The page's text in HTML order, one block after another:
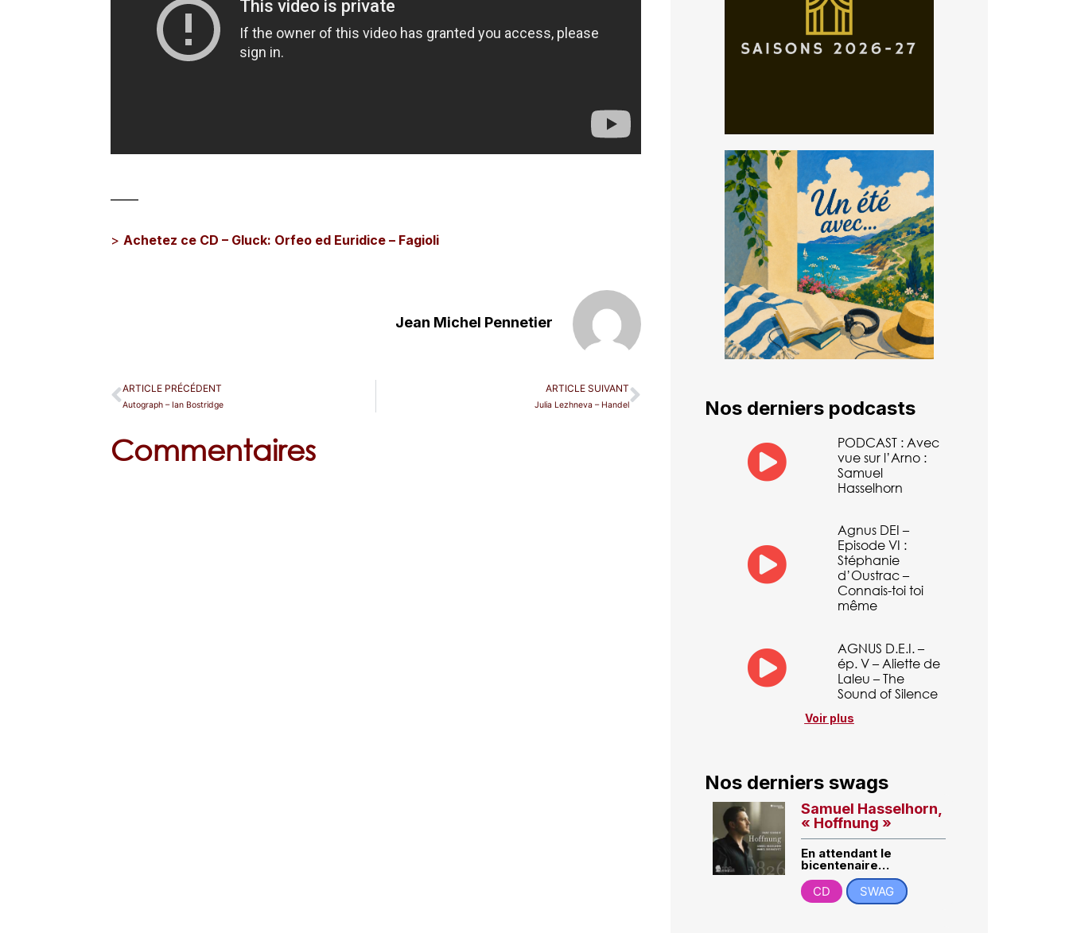
>Achetez ce CD – Gluck: Orfeo ed Euridice – Fagioli
Jean Michel Pennetier
ARTICLE PRÉCÉDENT
Autograph – Ian Bostridge
ARTICLE SUIVANT
Julia Lezhneva – Handel
Commentaires
Nos derniers podcasts
PODCAST : Avec
vue sur l’Arno :
Samuel
Hasselhorn
Agnus DEI –
Episode VI :
Stéphanie
d’Oustrac –
Connais-toi toi
même
AGNUS D.E.I. –
ép. V – Aliette de
Laleu – The
Sound of Silence
Voir plus
Nos derniers swags
Samuel Hasselhorn,
« Hoffnung »
En attendant le
bicentenaire…
CD
SWAG